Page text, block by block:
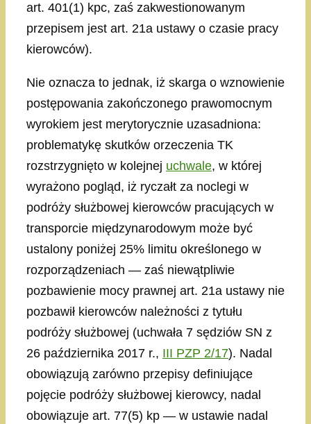
art. 401(1) kpc, zaś zakwestionowanym
przepisem jest art. 21a ustawy o czasie pracy
kierowców).
Nie oznacza to jednak, iż skarga o wznowienie
postępowania zakończonego prawomocnym
wyrokiem jest merytorycznie uzasadniona:
problematykę skutków orzeczenia TK
rozstrzygnięto w kolejnej uchwale, w której
wyrażono pogląd, iż ryczałt za noclegi w
podróży służbowej kierowców pracujących w
transporcie międzynarodowym może być
ustalony poniżej 25% limitu określonego w
rozporządzeniach — zaś niewątpliwie
pozbawienie mocy prawnej art. 21a ustawy nie
pozbawił kierowców należności z tytułu
podróży służbowej (uchwała 7 sędziów SN z
26 października 2017 r., III PZP 2/17). Nadal
obowiązują zarówno przepisy definiujące
pojęcie podróży służbowej kierowcy, nadal
obowiązuje art. 77(5) kp — w ustawie nadal